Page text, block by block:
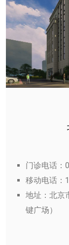
门诊电话：
移动电话：
地址：北京
键广场）